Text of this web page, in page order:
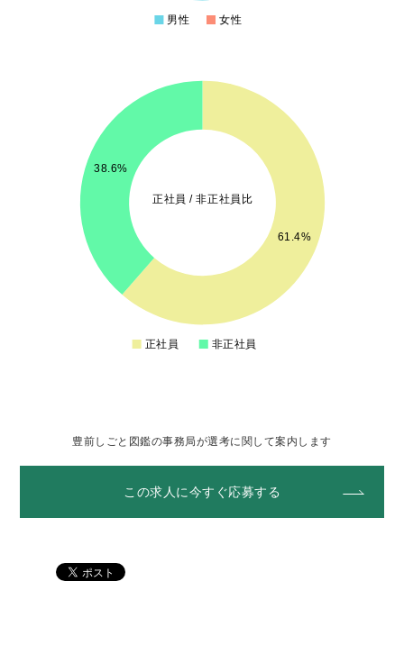
男性 女性
正社員 / 非正社員比
61.4%
38.6%
0
正社員 非正社員
豊前しごと図鑑の事務局が選考に関して案内します
この求人に今すぐ応募する